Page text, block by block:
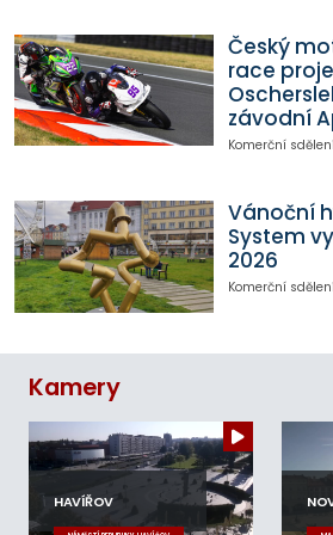
Český
race
závodní
Komerční
Vánoční
System
2026
Komerční
Kamery
HAVÍŘOV